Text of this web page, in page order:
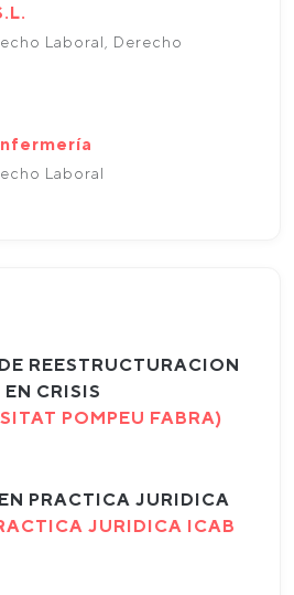
Laboral, Derecho
Laboral
REESTRUCTURACION
EN CRISIS
POMPEU FABRA)
PRACTICA JURIDICA
JURIDICA ICAB